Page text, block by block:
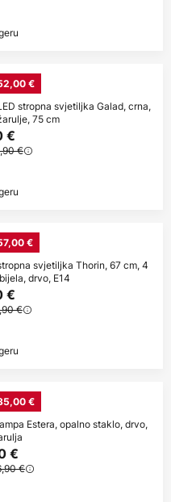
€
stropna svjetiljka Galad, crna,
75 cm
€
€
€
svjetiljka Thorin, 67 cm, 4
drvo, E14
€
€
€
Estera, opalno staklo, drvo,
€
€